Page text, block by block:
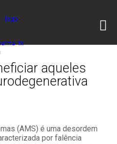
aqueles
(AMS) é uma desordem
por falência